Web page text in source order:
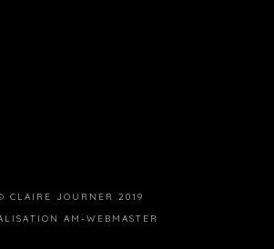
CLAIRE JOURNER 2019
AM-WEBMASTER